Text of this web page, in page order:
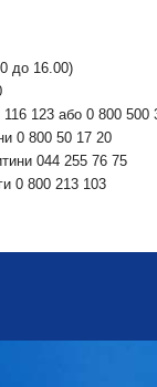
до 16.00)
116 123 або 0 800 500
0 800 50 17 20
044 255 76 75
0 800 213 103